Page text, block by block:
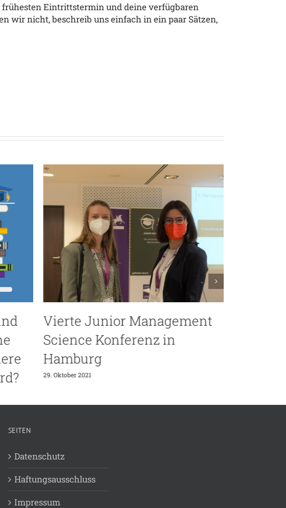
frühesten Eintrittstermin und deine verfügbaren
wir nicht, beschreib uns einfach in ein paar Sätzen,
in
4. JUMS Konferenz
20. September 2021
SEITEN
Datenschutz
Haftungsausschluss
Impressum